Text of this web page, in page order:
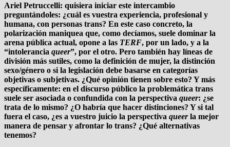
Ariel Petruccelli: quisiera iniciar este intercambio
preguntándoles: ¿cuál es vuestra experiencia, profesional y
humana, con personas trans? En este caso concreto, la
polarización maniquea que, como decíamos, suele dominar la
arena pública actual, opone a las TERF, por un lado, y a la
“intolerancia queer”, por el otro. Pero también hay líneas de
división más sutiles, como la definición de mujer, la distinción
sexo/género o si la legislación debe basarse en categorías
objetivas o subjetivas. ¿Qué opinión tienen sobre esto? Y más
específicamente: en el discurso público la problemática trans
suele ser asociada o confundida con la perspectiva queer: ¿se
trata de lo mismo? ¿O habría que hacer distinciones? Y si tal
fuera el caso, ¿es a vuestro juicio la perspectiva queerla mejor
manera de pensar y afrontar lo trans? ¿Qué alternativas
tenemos?